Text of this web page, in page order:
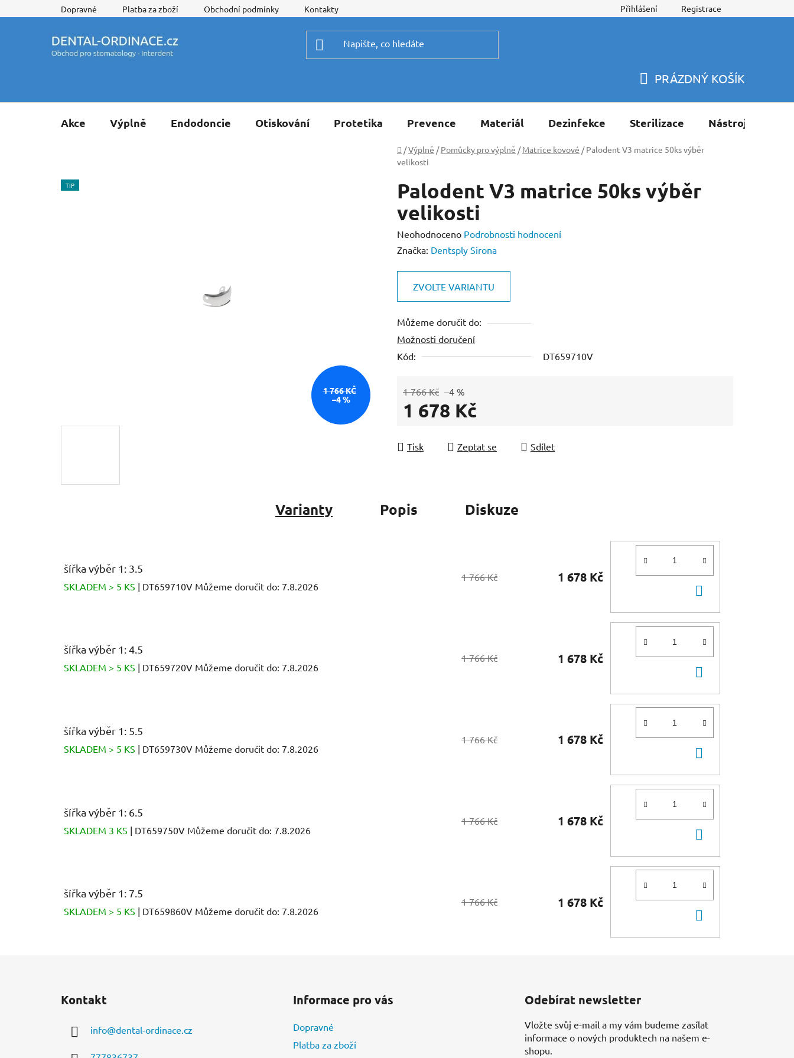
na
Dopravné Platba za zboží Obchodní podmínky Kontakty Přihlášení Registrace
KOŠÍK
PRÁZDNÝ KOŠÍK
Akce Výplně Endodoncie Otiskování Protetika Prevence Materiál Dezinfekce Sterilizace Nástroje
Domů
/Výplně / Pomůcky pro výplně / Matrice kovové / Palodent V3 matrice 50ks výběr
velikosti
Palodent V3 matrice 50ks výběr
velikosti
Průměrné
hodnocení
5
hvězdiček.
Neohodnoceno Podrobnosti hodnocení
Značka: Dentsply Sirona
ZVOLTE VARIANTU
Můžeme doručit do:
Možnosti doručení
Kód:
DT659710V
1 766 Kč –4 %
1 678 Kč
Tisk
Zeptat se Sdílet
TIP
1 766 KČ
–4 %
Varianty Popis Diskuze
šířka výběr 1: 3.5
SKLADEM > 5 KS | DT659710V Můžeme doručit do: 7.8.2026
1 766 Kč 1 678 Kč
šířka výběr 1: 4.5
SKLADEM > 5 KS | DT659720V Můžeme doručit do: 7.8.2026
1 766 Kč 1 678 Kč
šířka výběr 1: 5.5
SKLADEM > 5 KS | DT659730V Můžeme doručit do: 7.8.2026
1 766 Kč 1 678 Kč
šířka výběr 1: 6.5
SKLADEM 3 KS | DT659750V Můžeme doručit do: 7.8.2026
1 766 Kč 1 678 Kč
šířka výběr 1: 7.5
SKLADEM > 5 KS | DT659860V Můžeme doručit do: 7.8.2026
1 766 Kč 1 678 Kč
Kontakt
info@dental-ordinace.cz
Informace pro vás
Dopravné
Platba za zboží
Odebírat newsletter
Vložte svůj e-mail a my vám budeme zasílat
informace o nových produktech na našem e-
shopu.